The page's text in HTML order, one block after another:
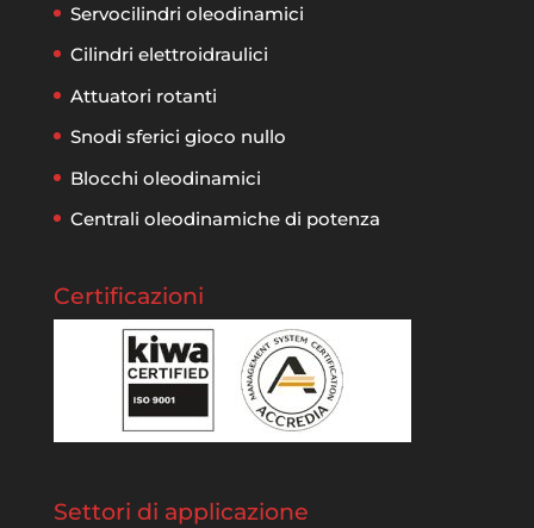
Servocilindri oleodinamici
Cilindri elettroidraulici
Attuatori rotanti
Snodi sferici gioco nullo
Blocchi oleodinamici
Centrali oleodinamiche di potenza
Certificazioni
Settori di applicazione